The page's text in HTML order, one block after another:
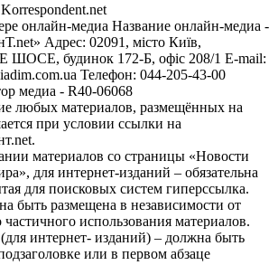
онлайн-медиа Название онлайн-медиа -
Адрес: 02091, місто Київ,
будинок 172-Б, офіс 208/1 E-mail:
Телефон: 044-205-43-00
медиа - R40-06068
любых материалов, размещённых на
при условии ссылки на
материалов со страницы «Новости
для интернет-изданий – обязательна
для поисковых систем гиперссылка.
быть размещена в независимости от
использования материалов.
интернет- изданий) – должна быть
или в первом абзаце